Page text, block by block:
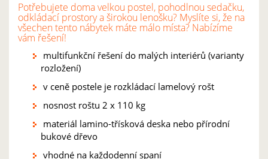
Potřebujete doma velkou postel, pohodlnou sedačku,
odkládací prostory a širokou lenošku? Myslíte si, že na
všechen tento nábytek máte málo místa? Nabízíme
vám řešení!
multifunkční řešení do malých interiérů (varianty
rozložení)
v ceně postele je rozkládací lamelový rošt
nosnost roštu 2 x 110 kg
materiál lamino-třísková deska nebo přírodní
bukové dřevo
vhodné na každodenní spaní